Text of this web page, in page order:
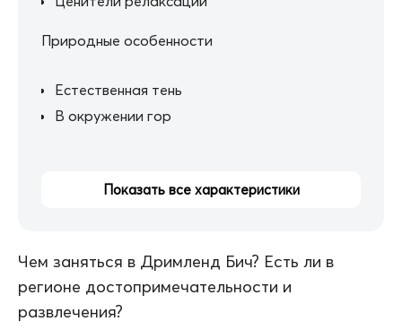
Природные особенности
Естественная тень
В окружении гор
Показать все характеристики
Чем заняться в Дримленд Бич? Есть ли в
регионе достопримечательности и
развлечения?